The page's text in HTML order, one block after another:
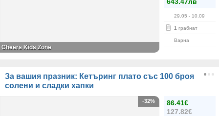
29.05 - 10.09
1 грабнат
Варна
Cheers Kids Zone
За вашия празник: Кетъринг плато със 100 броя
солени и сладки хапки
86.41€
127.82€
-32%